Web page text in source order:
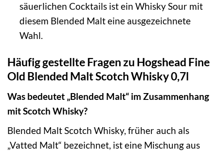
säuerlichen Cocktails ist ein Whisky Sour mit
diesem Blended Malt eine ausgezeichnete
Wahl.
Häufig gestellte Fragen zu Hogshead Fine
Old Blended Malt Scotch Whisky 0,7l
Was bedeutet „Blended Malt“ im Zusammenhang
mit Scotch Whisky?
Blended Malt Scotch Whisky, früher auch als
„Vatted Malt“ bezeichnet, ist eine Mischung aus